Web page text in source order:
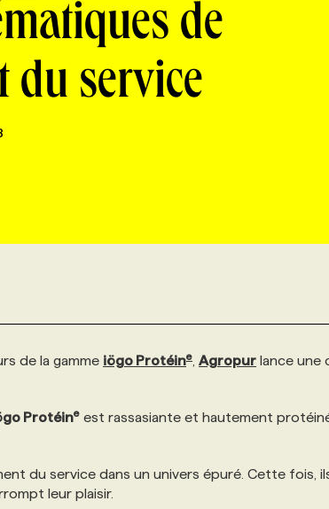
de
du service
de la gamme iögo Protéine Agropur lance une
Protéine est rassasiante et hautement
du service dans un univers épuré. Cette fois,
leur plaisir.